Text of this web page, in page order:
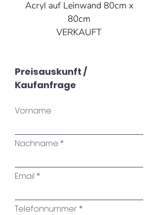
Acryl auf Leinwand 80cm x
80cm
VERKAUFT
Preisauskunft /
Kaufanfrage
Vorname
Nachname
Email
Telefonnummer